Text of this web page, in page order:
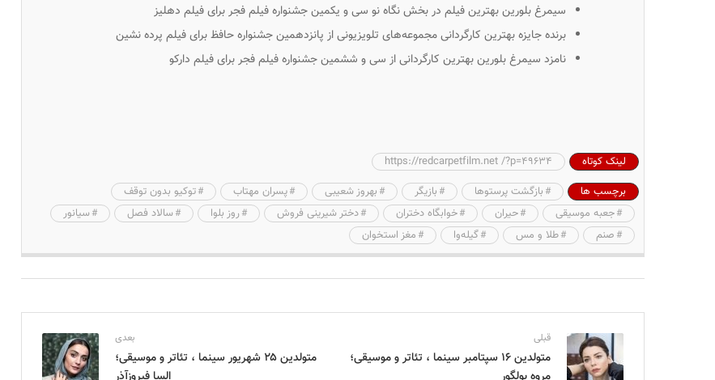
سیمرغ بلورین بهترین فیلم در بخش نگاه نو سی و یکمین جشنواره فیلم فجر برای فیلم دهلیز
برنده جایزه بهترین کارگردانی مجموعه‌های تلویزیونی از پانزدهمین جشنواره حافظ برای فیلم پرده نشین
نامزد سیمرغ بلورین بهترین کارگردانی از سی و ششمین جشنواره فیلم فجر برای فیلم دارکو
لینک کوتاه
https://redcarpetfilm.net /?p=49634
برچسب ها
بازگشت پرستوها بازیگر بهروز شعیبی پسران مهتاب
توکیو بدون توقف
جعبه موسیقی
حیران خوابگاه دختران دختر شیرینی فروش روز بلوا سالاد فصل
سیانور
صنم
طلا و مس گیله‌وا مغز استخوان
قبلی
متولدین ۱۶ سپتامبر سینما ، تئاتر و موسیقی؛
بعدی
متولدین ۲۵ شهریور سینما ، تئاتر و موسیقی؛